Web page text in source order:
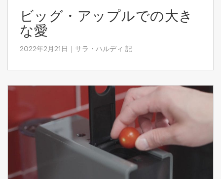
ビッグ・アップルでの大き
な愛
2022年2月21日｜サラ・ハルディ 記